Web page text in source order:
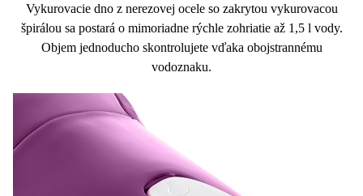
Vykurovacie dno z nerezovej oceleso zakrytou vykurovacou
špirálou sa postará o mimoriadnerýchle zohriatie až 1,5 l vody.
Objem jednoducho skontrolujete vďaka obojstrannému
vodoznaku.